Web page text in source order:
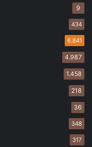
9
434
6.841
4.987
1.458
218
36
348
317